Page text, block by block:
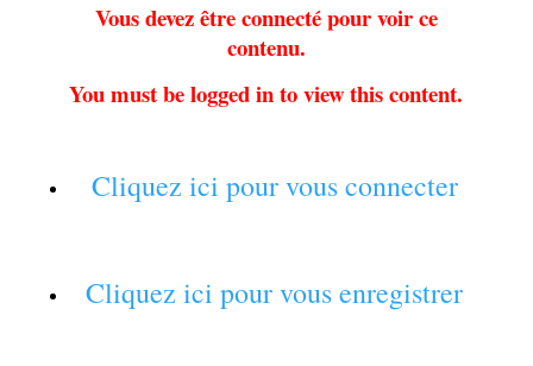
Vous devez être connecté pour voir ce
contenu.
You must be logged in to view this content.
Cliquez ici pour vous connecter
Cliquez ici pour vous enregistrer